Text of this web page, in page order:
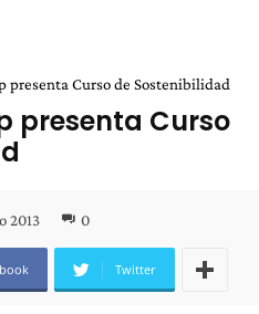
presenta Curso de Sostenibilidad
presenta Curso
2013 0
Twitter